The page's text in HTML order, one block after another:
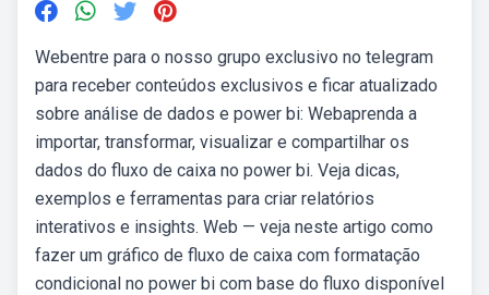
Webentre para o nosso grupo exclusivo no telegram
para receber conteúdos exclusivos e ficar atualizado
sobre análise de dados e power bi: Webaprenda a
importar, transformar, visualizar e compartilhar os
dados do fluxo de caixa no power bi. Veja dicas,
exemplos e ferramentas para criar relatórios
interativos e insights. Web — veja neste artigo como
fazer um gráfico de fluxo de caixa com formatação
condicional no power bi com base do fluxo disponível